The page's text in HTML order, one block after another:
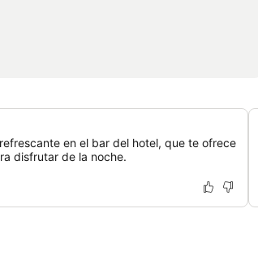
en el bar del hotel, que te ofrece
disfrutar de la noche.